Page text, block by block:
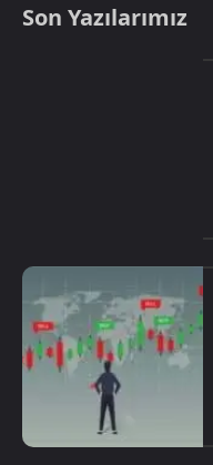
Son Yazılarımız